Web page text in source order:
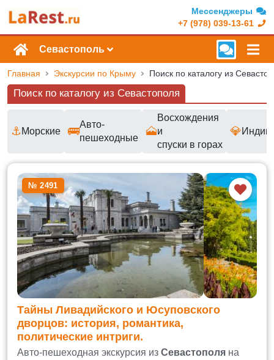
Мессенджеры
+7 (978) 039-13-61
Севастополь
Главная Экскурсии по Крыму Поиск по каталогу из
Поиск по каталогу из Севастополя
⚓Морские 🚌
Авто-
пешеходные
🗻
Восхождения
и
спуски в горах
💎
Доступные маршруты и цены
№ 2491
Тайны Ливадийского и Юсуповского
дворцов: история, романтика,
политические интриги.
Авто-пешеходная экскурсия из Севастополя на